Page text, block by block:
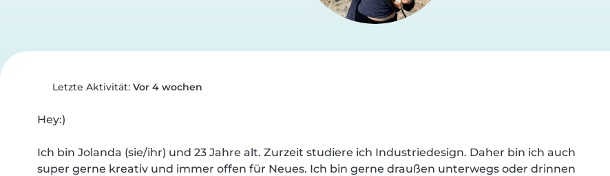
Letzte Aktivität: Vor 4 wochen
Hey:)
Ich bin Jolanda (sie/ihr) und 23 Jahre alt. Zurzeit studiere ich Industriedesign. Daher bin ich auch
super gerne kreativ und immer offen für Neues. Ich bin gerne draußen unterwegs oder drinnen